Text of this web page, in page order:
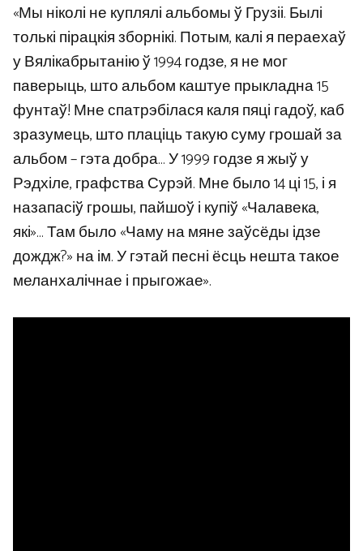
«Мы ніколі не куплялі альбомы ў Грузіі. Былі
толькі пірацкія зборнікі. Потым, калі я пераехаў
у Вялікабрытанію ў 1994 годзе, я не мог
паверыць, што альбом каштуе прыкладна 15
фунтаў! Мне спатрэбілася каля пяці гадоў, каб
зразумець, што плаціць такую ​​суму грошай за
альбом – гэта добра… У 1999 годзе я жыў у
Рэдхіле, графства Сурэй. Мне было 14 ці 15, і я
назапасіў грошы, пайшоў і купіў «Чалавека,
які»… Там было «Чаму на мяне заўсёды ідзе
дождж?» на ім. У гэтай песні ёсць нешта такое
меланхалічнае і прыгожае».